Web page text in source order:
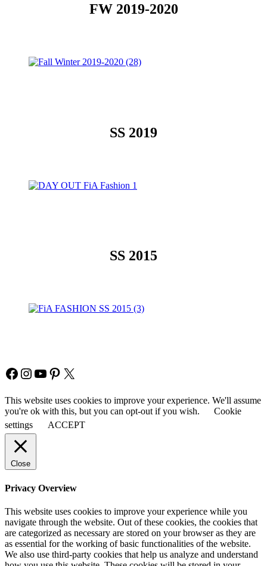
FW 2019-2020
SS 2019
SS 2015
Facebook
Instagram
YouTube
Pinterest
X
This website uses cookies to improve your experience. We'll assume
you're ok with this, but you can opt-out if you wish.
Cookie
settings
ACCEPT
Close
Privacy Overview
This website uses cookies to improve your experience while you
navigate through the website. Out of these cookies, the cookies that
are categorized as necessary are stored on your browser as they are
as essential for the working of basic functionalities of the website.
We also use third-party cookies that help us analyze and understand